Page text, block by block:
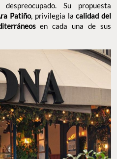
Su propuesta
Patiño, privilegia lacalidad del
en cada una de sus